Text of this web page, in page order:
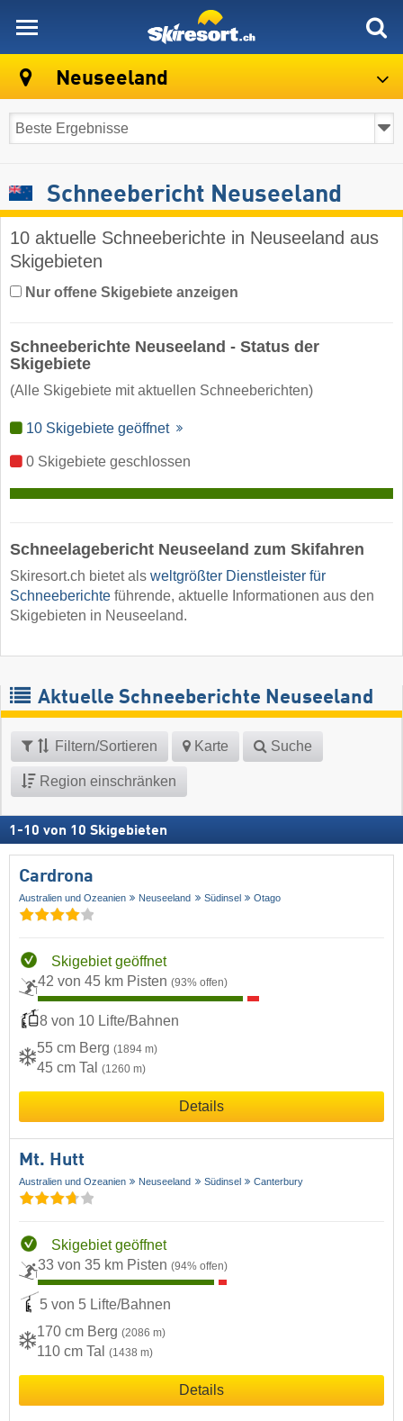
Neuseeland
Schneebericht Neuseeland
10 aktuelle Schneeberichte in Neuseeland aus
Skigebieten
Nur offene Skigebiete anzeigen
Schneeberichte Neuseeland - Status der
Skigebiete
(Alle Skigebiete mit aktuellen Schneeberichten)
10 Skigebiete geöffnet
0 Skigebiete geschlossen
Schneelagebericht Neuseeland zum Skifahren
Skiresort.ch bietet als weltgrößter Dienstleister für
Schneeberichte führende, aktuelle Informationen aus den
Skigebieten in Neuseeland.
Aktuelle Schneeberichte Neuseeland
Filtern/Sortieren Karte Suche
Region einschränken
1 -10 von 10 Skigebieten
Cardrona
Australien und Ozeanien Neuseeland Südinsel Otago
Skigebiet geöffnet
42 von 45 km Pisten (93% offen)
8 von 10 Lifte/Bahnen
55 cm Berg (1894 m)
45 cm Tal (1260 m)
Details
Mt. Hutt
Australien und Ozeanien Neuseeland Südinsel Canterbury
Skigebiet geöffnet
33 von 35 km Pisten (94% offen)
5 von 5 Lifte/Bahnen
170 cm Berg (2086 m)
110 cm Tal (1438 m)
Details